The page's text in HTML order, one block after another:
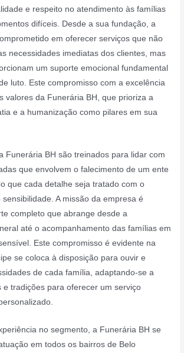
e respeito no atendimento às famílias
difíceis. Desde a sua fundação, a
em oferecer serviços que não
necessidades imediatas dos clientes, mas
um suporte emocional fundamental
luto. Este compromisso com a excelência
valores da Funerária BH, que prioriza a
e a humanização como pilares em sua
Funerária BH são treinados para lidar com
que envolvem o falecimento de um ente
que cada detalhe seja tratado com o
A missão da empresa é
completo que abrange desde a
até o acompanhamento das famílias em
Este compromisso é evidente na
se coloca à disposição para ouvir e
de cada família, adaptando-se a
e tradições para oferecer um serviço
no segmento, a Funerária BH se
em todos os bairros de Belo